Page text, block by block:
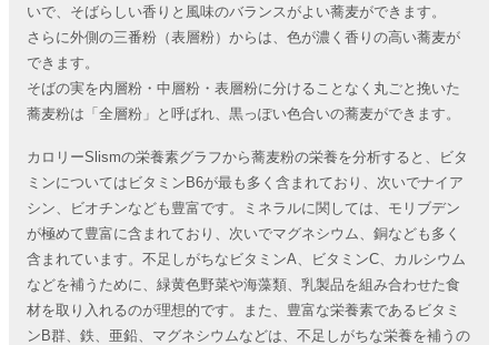
いで、そばらしい香りと風味のバランスがよい蕎麦ができます。
さらに外側の三番粉（表層粉）からは、色が濃く香りの高い蕎麦が
できます。
そばの実を内層粉・中層粉・表層粉に分けることなく丸ごと挽いた
蕎麦粉は「全層粉」と呼ばれ、黒っぽい色合いの蕎麦ができます。
カロリーSlismの栄養素グラフから蕎麦粉の栄養を分析すると、ビタ
ミンについてはビタミンB6が最も多く含まれており、次いでナイア
シン、ビオチンなども豊富です。ミネラルに関しては、モリブデン
が極めて豊富に含まれており、次いでマグネシウム、銅なども多く
含まれています。不足しがちなビタミンA、ビタミンC、カルシウム
などを補うために、緑黄色野菜や海藻類、乳製品を組み合わせた食
材を取り入れるのが理想的です。また、豊富な栄養素であるビタミ
ンB群、鉄、亜鉛、マグネシウムなどは、不足しがちな栄養を補うの